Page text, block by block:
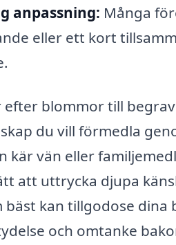
anpassning: Många
eller ett kort
efter blommor till
du vill förmedla
kär vän eller
att uttrycka djupa
bäst kan tillgodose
och omtanke